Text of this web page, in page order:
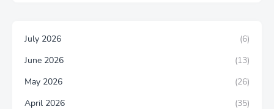
July 2026
(6)
June 2026
(13)
May 2026
(26)
April 2026
(35)